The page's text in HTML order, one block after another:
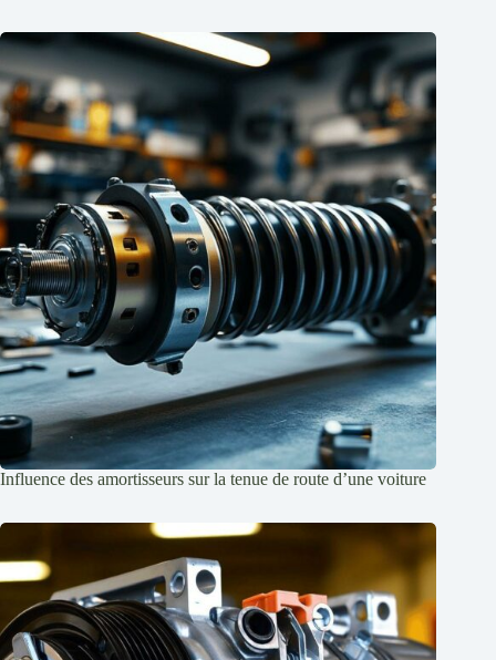
Influence des amortisseurs sur la tenue de route d’une voiture